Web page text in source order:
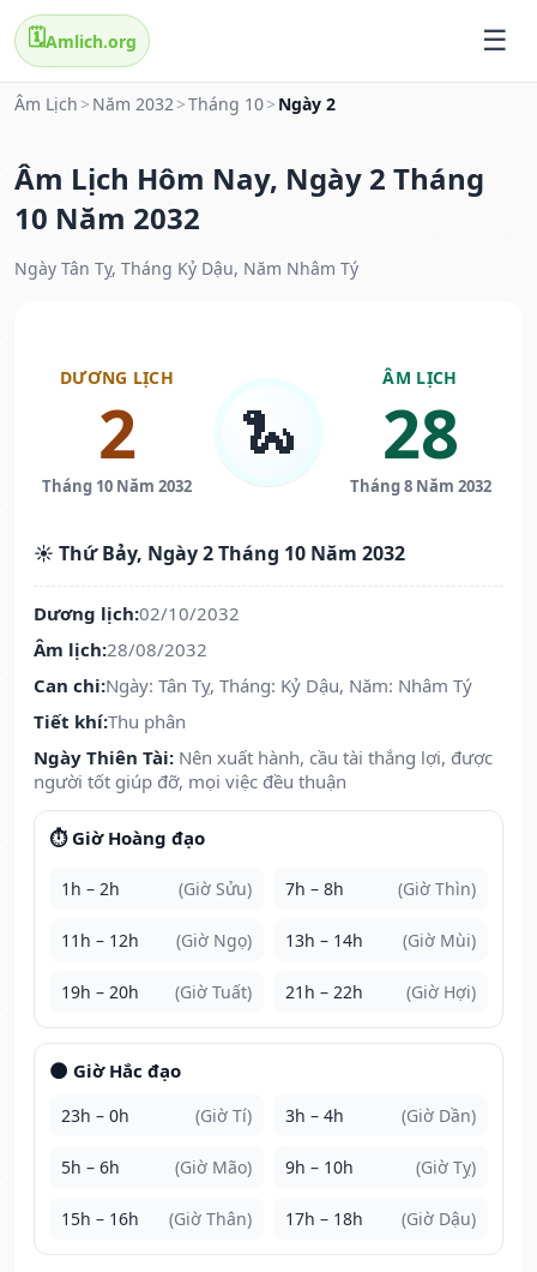
🗓️Amlich.org
Âm Lịch > Năm 2032>Tháng 10> Ngày 2
Âm Lịch Hôm Nay, Ngày 2 Tháng
10 Năm 2032
Ngày Tân Tỵ, Tháng Kỷ Dậu, Năm Nhâm Tý
DƯƠNG LỊCH
2
Tháng 10 Năm 2032
🐍
ÂM LỊCH
28
Tháng 8 Năm 2032
☀️ Thứ Bảy, Ngày 2 Tháng 10 Năm 2032
Dương lịch:02/10/2032
Âm lịch:28/08/2032
Can chi:Ngày: Tân Tỵ, Tháng: Kỷ Dậu, Năm: Nhâm Tý
Tiết khí:Thu phân
Ngày Thiên Tài: Nên xuất hành, cầu tài thắng lợi, được
người tốt giúp đỡ, mọi việc đều thuận
⏱️ Giờ Hoàng đạo
1h – 2h (Giờ Sửu) 7h – 8h (Giờ Thìn)
11h – 12h (Giờ Ngọ) 13h – 14h (Giờ Mùi)
19h – 20h (Giờ Tuất) 21h – 22h (Giờ Hợi)
🌑 Giờ Hắc đạo
23h – 0h (Giờ Tí) 3h – 4h (Giờ Dần)
5h – 6h (Giờ Mão) 9h – 10h (Giờ Tỵ)
15h – 16h (Giờ Thân) 17h – 18h (Giờ Dậu)